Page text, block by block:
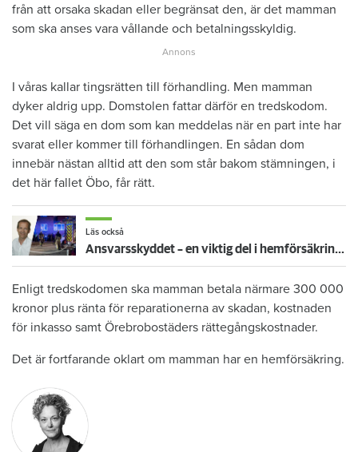
från att orsaka skadan eller begränsat den, är det mamman
som ska anses vara vållande och betalningsskyldig.
I våras kallar tingsrätten till förhandling. Men mamman
dyker aldrig upp. Domstolen fattar därför en tredskodom.
Det vill säga en dom som kan meddelas när en part inte har
svarat eller kommer till förhandlingen. En sådan dom
innebär nästan alltid att den som står bakom stämningen, i
det här fallet Öbo, får rätt.
Läs också
Ansvarsskyddet – en viktig del i hemförsäkringen
Enligt tredskodomen ska mamman betala närmare 300 000
kronor plus ränta för reparationerna av skadan, kostnaden
för inkasso samt Örebrobostäders rättegångskostnader.
Det är fortfarande oklart om mamman har en hemförsäkring.